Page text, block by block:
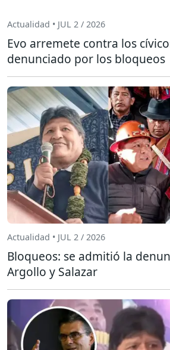
Actualidad • JUL 2 / 2026
Evo arremete contra los
denunciado por los bloqueos
Actualidad • JUL 2 / 2026
Bloqueos: se admitió la
Argollo y Salazar